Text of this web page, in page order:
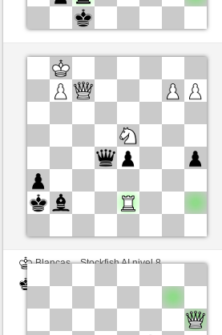
Negras
Milovan1961 (1298) (+29)
Blancas
Esta partida es por puntos
Blancas
Stockfish AI nivel 8